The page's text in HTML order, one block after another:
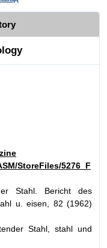
StoreFiles/5276_F
Stahl. Bericht des
u. eisen, 82 (1962)
Stahl, stahl und